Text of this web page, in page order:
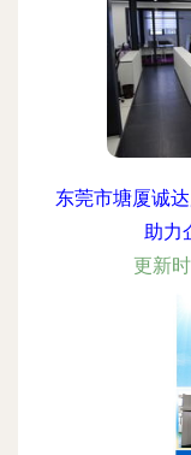
东莞市塘厦诚
助力
更新